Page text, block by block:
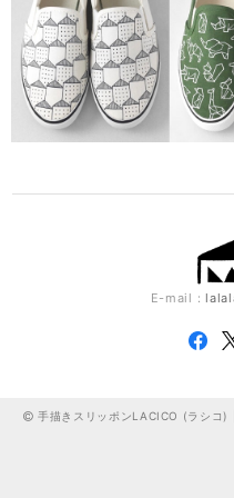
E-mail：
手描きスリッポンLACICO (ラシコ) |